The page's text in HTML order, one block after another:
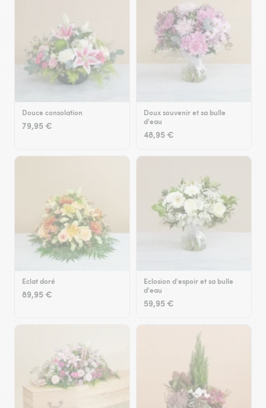
Douce consolation
79,95 €
Doux souvenir et sa bulle
d'eau
48,95 €
Eclat doré
89,95 €
Eclosion d'espoir et sa bulle
d'eau
59,95 €